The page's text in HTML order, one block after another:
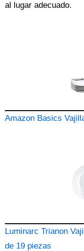
al lugar adecuado.
Amazon Basics
Luminarc Trianon
de 19 piezas